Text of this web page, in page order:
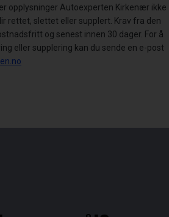
opplysninger Autoexperten Kirkenær ikke
rettet, slettet eller supplert. Krav fra den
og senest innen 30 dager. For å
eller supplering kan du sende en e-post